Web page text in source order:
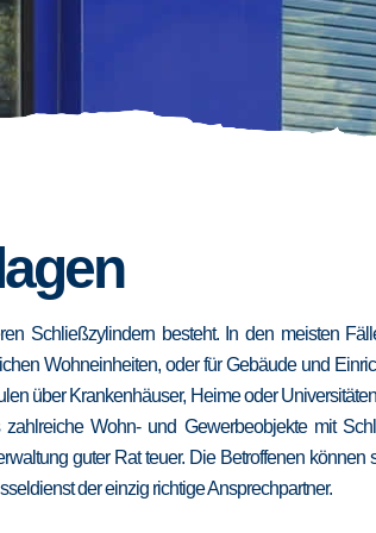
Schließzylindern besteht. In den meisten
Wohneinheiten, oder für Gebäude und
über Krankenhäuser, Heime oder
Wohn- und Gewerbeobjekte mit
guter Rat teuer. Die Betroffenen können
der einzig richtige Ansprechpartner.